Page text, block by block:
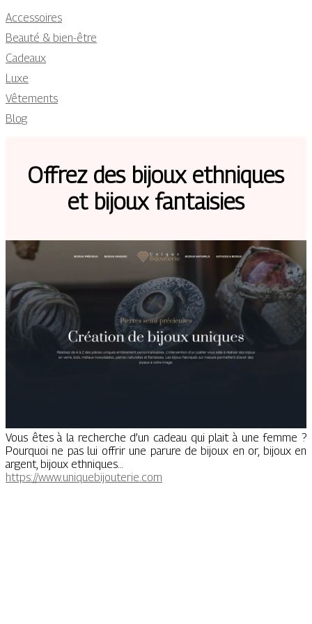
Accessoires
Beauté & bien-être
Cadeaux
Luxe
Vêtements
Blog
Offrez des bijoux ethniques
et bijoux fantaisies
Vous êtes à la recherche d’un cadeau qui plait à une femme ?
Pourquoi ne pas lui offrir une parure de bijoux en or, bijoux en
argent, bijoux ethniques…
https://www.uniquebijouterie.com